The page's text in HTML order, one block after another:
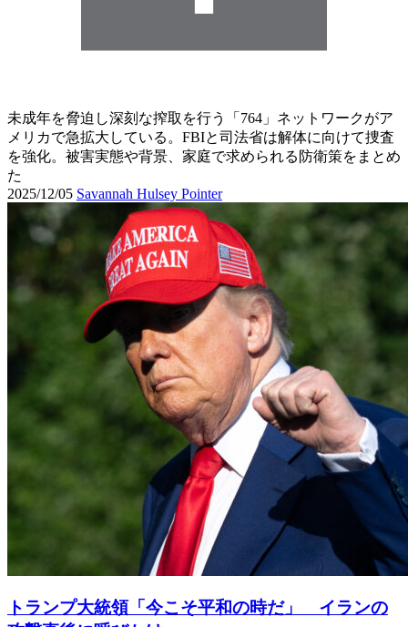
未成年を脅迫し深刻な搾取を行う「764」ネットワークがア
メリカで急拡大している。FBIと司法省は解体に向けて捜査
を強化。被害実態や背景、家庭で求められる防衛策をまとめ
た
2025/12/05 Savannah Hulsey Pointer
トランプ大統領「今こそ平和の時だ」 イランの